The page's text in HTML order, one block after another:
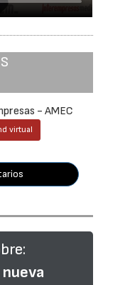
- AMEC
virtual